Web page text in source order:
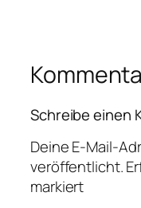
Schreibe einen
Deine E-Mail-
veröffentlicht.
markiert